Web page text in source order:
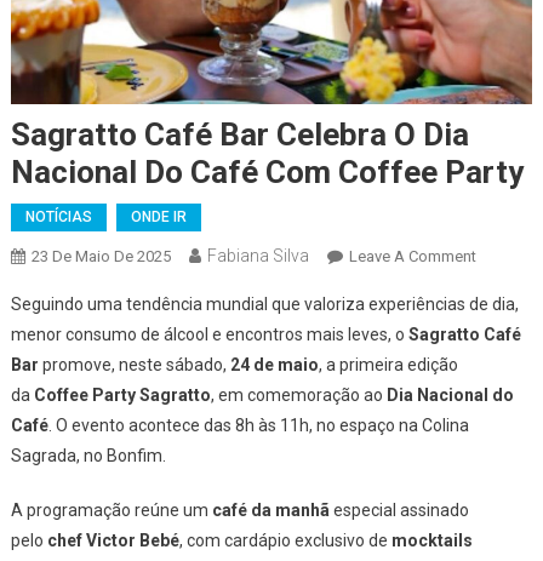
Sagratto Café Bar Celebra O Dia
Nacional Do Café Com Coffee Party
NOTÍCIAS ONDE IR
23 De Maio De 2025 Fabiana Silva Leave A CommentOn
Café
Bar
O
Seguindo uma tendência mundial que valoriza experiências de dia,
menor consumo de álcool e encontros mais leves, o Sagratto Café
Bar promove, neste sábado, 24 de maio, a primeira edição
da Coffee Party Sagratto, em comemoração ao Dia Nacional do
Café. O evento acontece das 8h às 11h, no espaço na Colina
Sagrada, no Bonfim.
A programação reúne um café da manhãespecial assinado
pelo chef Victor Bebé, com cardápio exclusivo de mocktails